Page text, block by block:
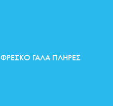
ΦΡΈΣΚΟ ΓΆΛΑ ΠΛΉΡΕΣ